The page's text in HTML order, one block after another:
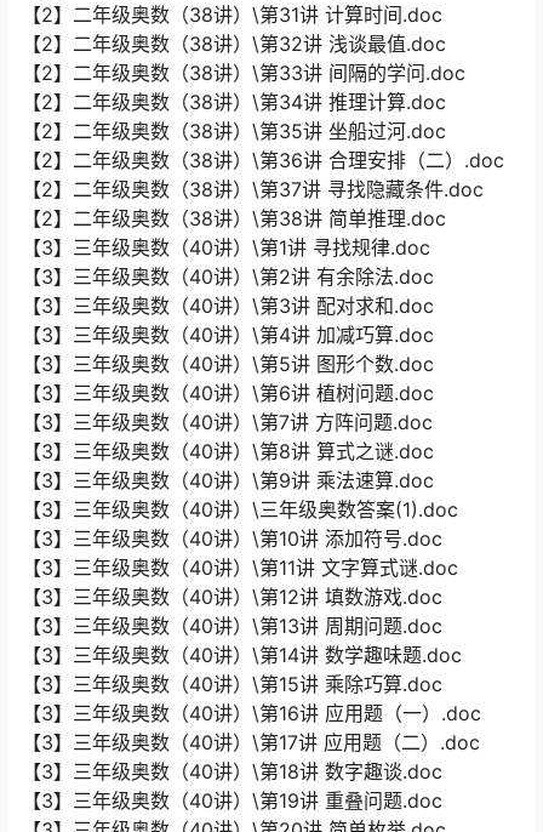
【2】二年级奥数（38讲）\第31讲 计算时间.doc
【2】二年级奥数（38讲）\第32讲 浅谈最值.doc
【2】二年级奥数（38讲）\第33讲 间隔的学问.doc
【2】二年级奥数（38讲）\第34讲 推理计算.doc
【2】二年级奥数（38讲）\第35讲 坐船过河.doc
【2】二年级奥数（38讲）\第36讲 合理安排（二）.doc
【2】二年级奥数（38讲）\第37讲 寻找隐藏条件.doc
【2】二年级奥数（38讲）\第38讲 简单推理.doc
【3】三年级奥数（40讲）\第1讲 寻找规律.doc
【3】三年级奥数（40讲）\第2讲 有余除法.doc
【3】三年级奥数（40讲）\第3讲 配对求和.doc
【3】三年级奥数（40讲）\第4讲 加减巧算.doc
【3】三年级奥数（40讲）\第5讲 图形个数.doc
【3】三年级奥数（40讲）\第6讲 植树问题.doc
【3】三年级奥数（40讲）\第7讲 方阵问题.doc
【3】三年级奥数（40讲）\第8讲 算式之谜.doc
【3】三年级奥数（40讲）\第9讲 乘法速算.doc
【3】三年级奥数（40讲）\三年级奥数答案(1).doc
【3】三年级奥数（40讲）\第10讲 添加符号.doc
【3】三年级奥数（40讲）\第11讲 文字算式谜.doc
【3】三年级奥数（40讲）\第12讲 填数游戏.doc
【3】三年级奥数（40讲）\第13讲 周期问题.doc
【3】三年级奥数（40讲）\第14讲 数学趣味题.doc
【3】三年级奥数（40讲）\第15讲 乘除巧算.doc
【3】三年级奥数（40讲）\第16讲 应用题（一）.doc
【3】三年级奥数（40讲）\第17讲 应用题（二）.doc
【3】三年级奥数（40讲）\第18讲 数字趣谈.doc
【3】三年级奥数（40讲）\第19讲 重叠问题.doc